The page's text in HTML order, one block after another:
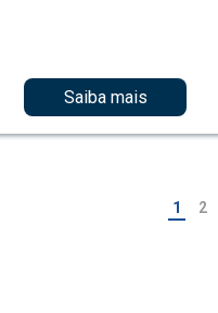
Saiba mais
1 2